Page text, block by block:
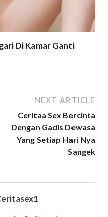
Di Kamar Ganti
NEXT ARTICLE
Ceritaa Sex Bercinta
Dengan Gadis Dewasa
Yang Setiap Hari Nya
Sangek